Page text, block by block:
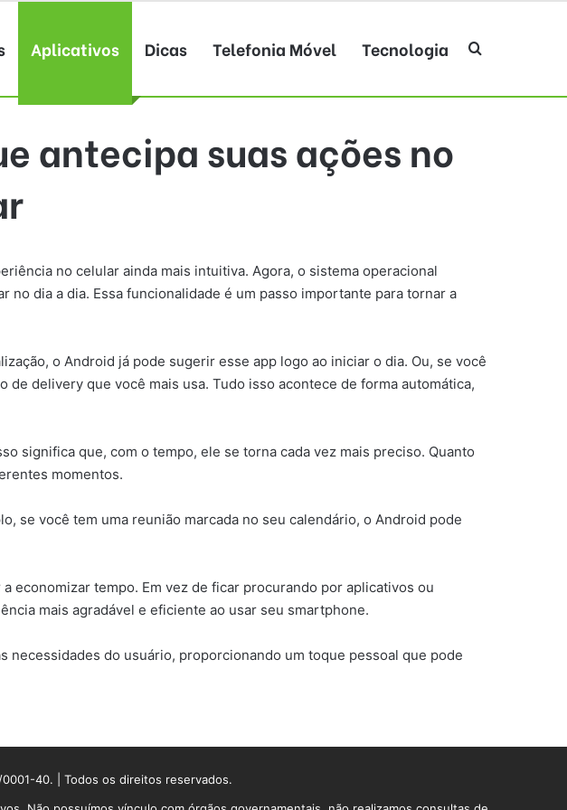
Aplicativos Dicas Telefonia Móvel Tecnologia Procurar por
antecipa suas ações no
no celular ainda mais intuitiva. Agora, o sistema operacional
dia a dia. Essa funcionalidade é um passo importante para tornar a
o Android já pode sugerir esse app logo ao iniciar o dia. Ou, se você
delivery que você mais usa. Tudo isso acontece de forma automática,
significa que, com o tempo, ele se torna cada vez mais preciso. Quanto
momentos.
se você tem uma reunião marcada no seu calendário, o Android pode
economizar tempo. Em vez de ficar procurando por aplicativos ou
mais agradável e eficiente ao usar seu smartphone.
necessidades do usuário, proporcionando um toque pessoal que pode
40. | Todos os direitos reservados.